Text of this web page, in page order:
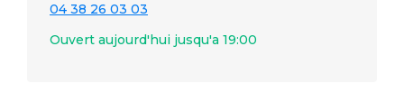
04 38 26 03 03
Ouvert aujourd'hui jusqu'a 19:00